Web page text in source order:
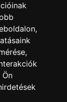
,
Ön
szállítás
lehetőség
- 15.00 között.